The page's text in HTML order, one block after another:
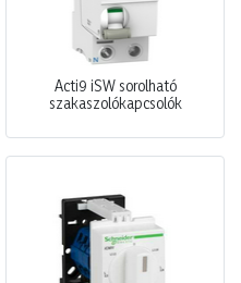
Acti9 iSW sorolható
szakaszolókapcsolók